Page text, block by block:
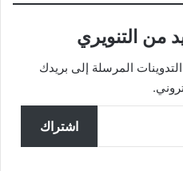
من التنويري
المرسلة إلى بريدك
اشتراك